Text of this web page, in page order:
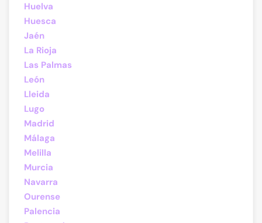
Huelva
Huesca
Jaén
La Rioja
Las Palmas
León
Lleida
Lugo
Madrid
Málaga
Melilla
Murcia
Navarra
Ourense
Palencia